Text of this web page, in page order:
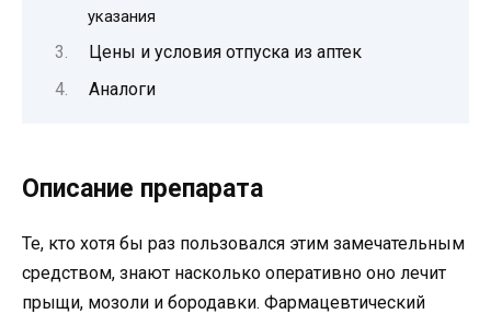
указания
Цены и условия отпуска из аптек
Аналоги
Описание препарата
Те, кто хотя бы раз пользовался этим замечательным
средством, знают насколько оперативно оно лечит
прыщи, мозоли и бородавки. Фармацевтический